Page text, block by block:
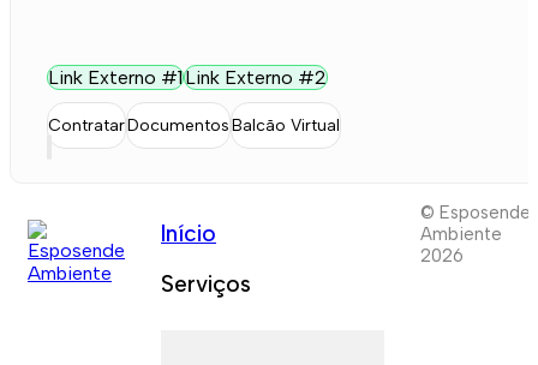
Link Externo #1Link Externo #2
ContratarDocumentosBalcão Virtual
Início
Serviços
© Esposende
Ambiente
2026